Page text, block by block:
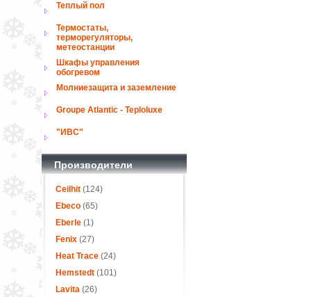
Теплый пол
Термостаты,
терморегуляторы,
метеостанции
Шкафы управления
обогревом
Молниезащита и заземление
Groupe Atlantic - Teploluxe
"ИВС"
Производители
Ceilhit(124)
Ebeco(65)
Eberle(1)
Fenix(27)
Heat Trace(24)
Hemstedt(101)
Lavita(26)